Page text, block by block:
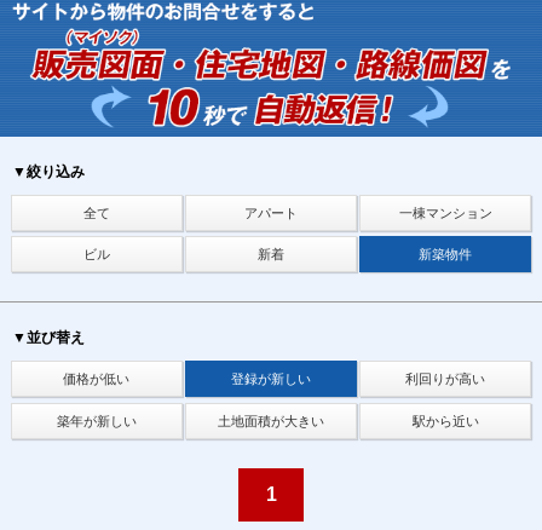
▼絞り込み
全て アパート 一棟マンション
ビル 新着 新築物件
▼並び替え
価格が低い 登録が新しい 利回りが高い
築年が新しい 土地面積が大きい 駅から近い
1